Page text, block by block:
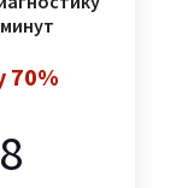
70%